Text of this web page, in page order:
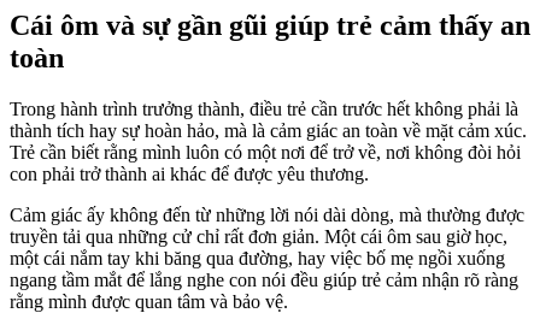
Cái ôm và sự gần gũi giúp trẻ cảm thấy an
toàn
Trong hành trình trưởng thành, điều trẻ cần trước hết không phải là
thành tích hay sự hoàn hảo, mà là cảm giác an toàn về mặt cảm xúc.
Trẻ cần biết rằng mình luôn có một nơi để trở về, nơi không đòi hỏi
con phải trở thành ai khác để được yêu thương.
Cảm giác ấy không đến từ những lời nói dài dòng, mà thường được
truyền tải qua những cử chỉ rất đơn giản. Một cái ôm sau giờ học,
một cái nắm tay khi băng qua đường, hay việc bố mẹ ngồi xuống
ngang tầm mắt để lắng nghe con nói đều giúp trẻ cảm nhận rõ ràng
rằng mình được quan tâm và bảo vệ.